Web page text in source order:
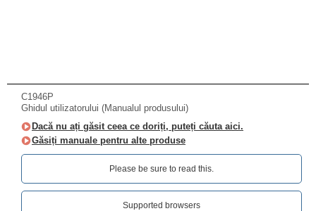
C1946P
Ghidul utilizatorului (Manualul produsului)
Dacă nu ați găsit ceea ce doriți, puteți căuta aici.
Găsiți manuale pentru alte produse
Please be sure to read this.‎
Supported browsers